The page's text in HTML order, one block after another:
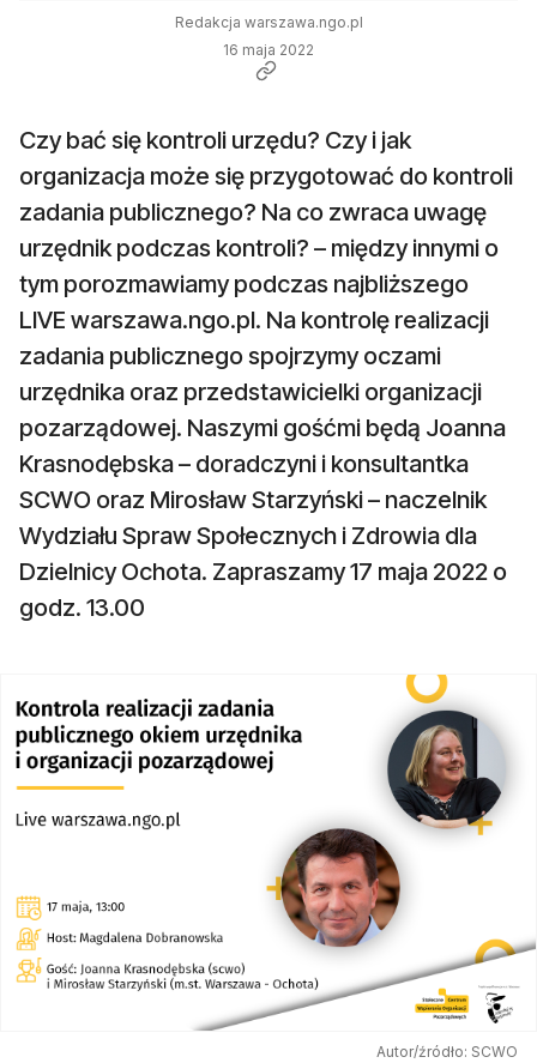
Redakcja warszawa.ngo.pl
16 maja 2022
Czy bać się kontroli urzędu? Czy i jak
organizacja może się przygotować do kontroli
zadania publicznego? Na co zwraca uwagę
urzędnik podczas kontroli? – między innymi o
tym porozmawiamy podczas najbliższego
LIVE warszawa.ngo.pl. Na kontrolę realizacji
zadania publicznego spojrzymy oczami
urzędnika oraz przedstawicielki organizacji
pozarządowej. Naszymi gośćmi będą Joanna
Krasnodębska – doradczyni i konsultantka
SCWO oraz Mirosław Starzyński – naczelnik
Wydziału Spraw Społecznych i Zdrowia dla
Dzielnicy Ochota. Zapraszamy 17 maja 2022 o
godz. 13.00
Autor/źródło: SCWO